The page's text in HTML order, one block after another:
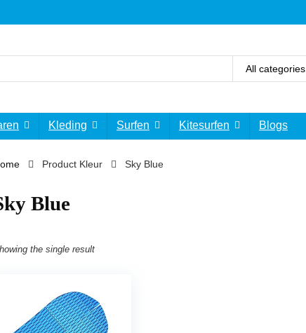
All categories
Kleding Surfen Kitesurfen Blogs
Product Kleur Sky Blue
Blue
the single result